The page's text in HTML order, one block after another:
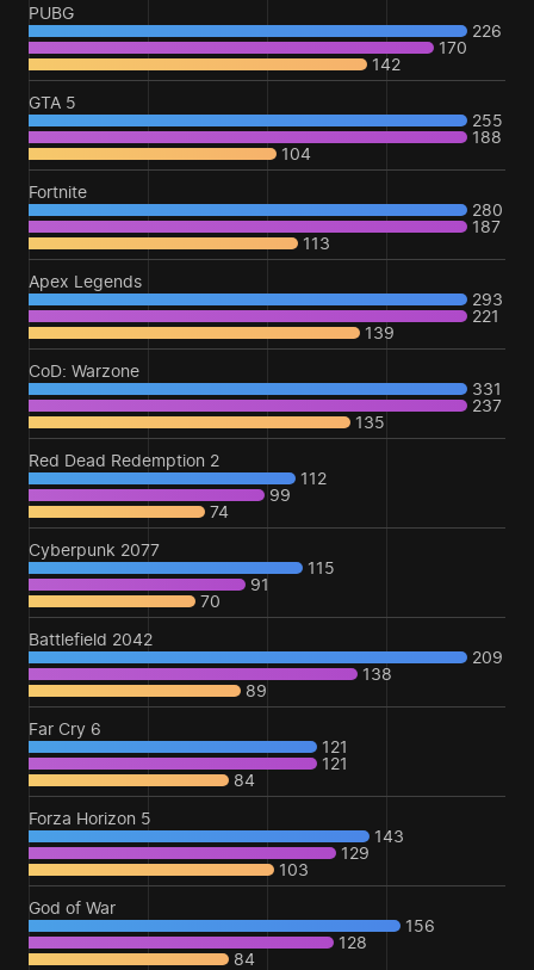
PUBG
226
170
142
GTA 5
255
188
104
Fortnite
280
187
113
Apex Legends
293
221
139
CoD: Warzone
331
237
135
Red Dead Redemption 2
112
99
74
Cyberpunk 2077
115
91
70
Battlefield 2042
209
138
89
Far Cry 6
121
121
84
Forza Horizon 5
143
129
103
God of War
156
128
84